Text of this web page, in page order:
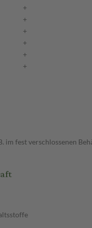
+
+
+
+
+
+
im fest verschlossenen